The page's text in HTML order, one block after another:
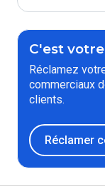
C'est
Réclamez
commerciaux
clients.
Réclamer